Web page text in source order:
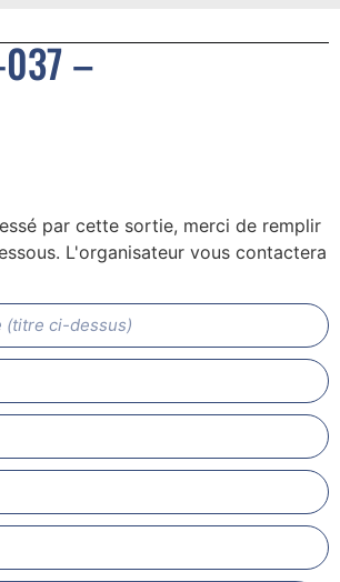
–
par cette sortie, merci de remplir
L'organisateur vous contactera